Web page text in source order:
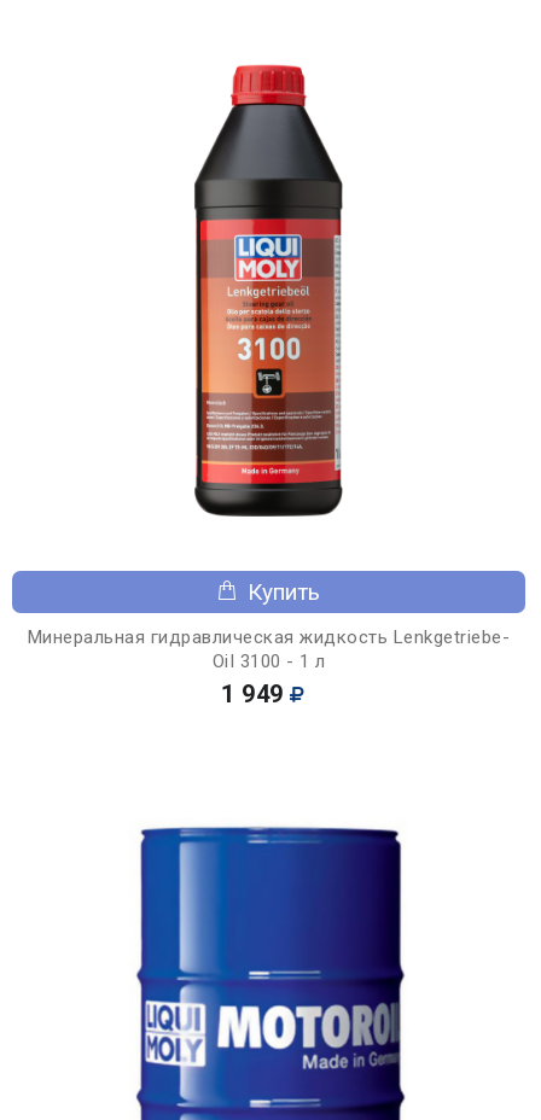
Купить
Минеральная гидравлическая жидкость Lenkgetriebe-
OiI 3100 - 1 л
1 949